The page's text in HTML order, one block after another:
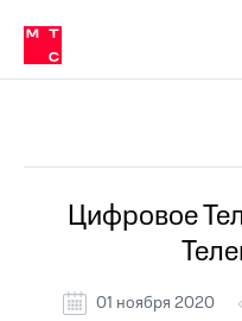
связь
Сервисы и подписки
30% на связь
кабинеты
Мобильная
и
Спутниковое
МТС
в МТС
Услуги
Цифровое
01 ноября 2020